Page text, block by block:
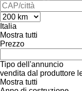
Italia
Mostra tutti
Prezzo
Tipo dell'annuncio
vendita dal produttore
Mostra tutti